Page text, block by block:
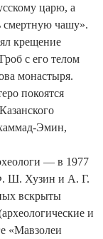
царю, а
смертную чашу».
крещение
с его телом
монастыря.
покоятся
Эмин,
— в 1977
Ш. Хузин и А. Г.
вскрыты
и
«Мавзолеи